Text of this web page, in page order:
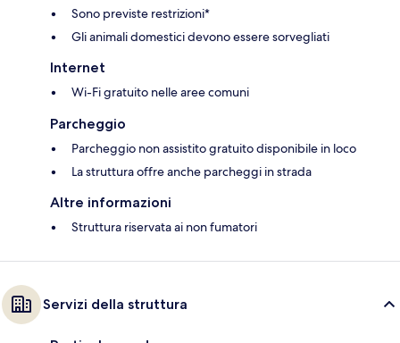
Sono previste restrizioni*
Gli animali domestici devono essere sorvegliati
Internet
Wi-Fi gratuito nelle aree comuni
Parcheggio
Parcheggio non assistito gratuito disponibile in loco
La struttura offre anche parcheggi in strada
Altre informazioni
Struttura riservata ai non fumatori
Servizi della struttura